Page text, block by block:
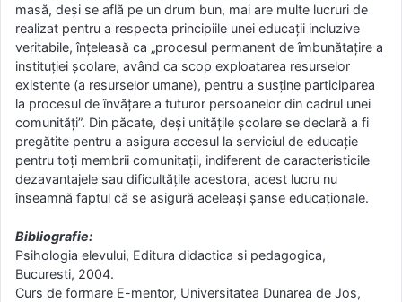
masă, deşi se află pe un drum bun, mai are multe lucruri de
realizat pentru a respecta principiile unei educaţii incluzive
veritabile, înţeleasă ca „procesul permanent de îmbunătaţire a
instituţiei şcolare, având ca scop exploatarea resurselor
existente (a resurselor umane), pentru a susţine participarea
la procesul de învăţare a tuturor persoanelor din cadrul unei
comunităţi”. Din păcate, deşi unităţile şcolare se declară a fi
pregătite pentru a asigura accesul la serviciul de educaţie
pentru toţi membrii comunitaţii, indiferent de caracteristicile
dezavantajele sau dificultăţile acestora, acest lucru nu
înseamnă faptul că se asigură aceleaşi şanse educaţionale.
Bibliografie:
Psihologia elevului, Editura didactica si pedagogica,
Bucuresti, 2004.
Curs de formare E-mentor, Universitatea Dunarea de Jos,